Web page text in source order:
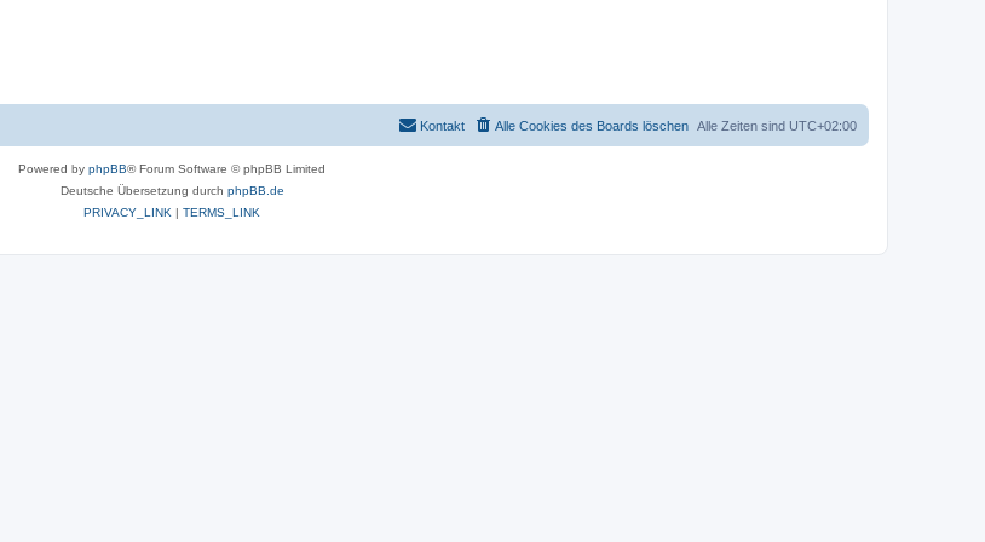
Alle Zeiten sind UTC+02:00
Alle Cookies des Boards löschen
Kontakt
Powered by phpBB® Forum Software © phpBB Limited
Deutsche Übersetzung durch phpBB.de
PRIVACY_LINK | TERMS_LINK